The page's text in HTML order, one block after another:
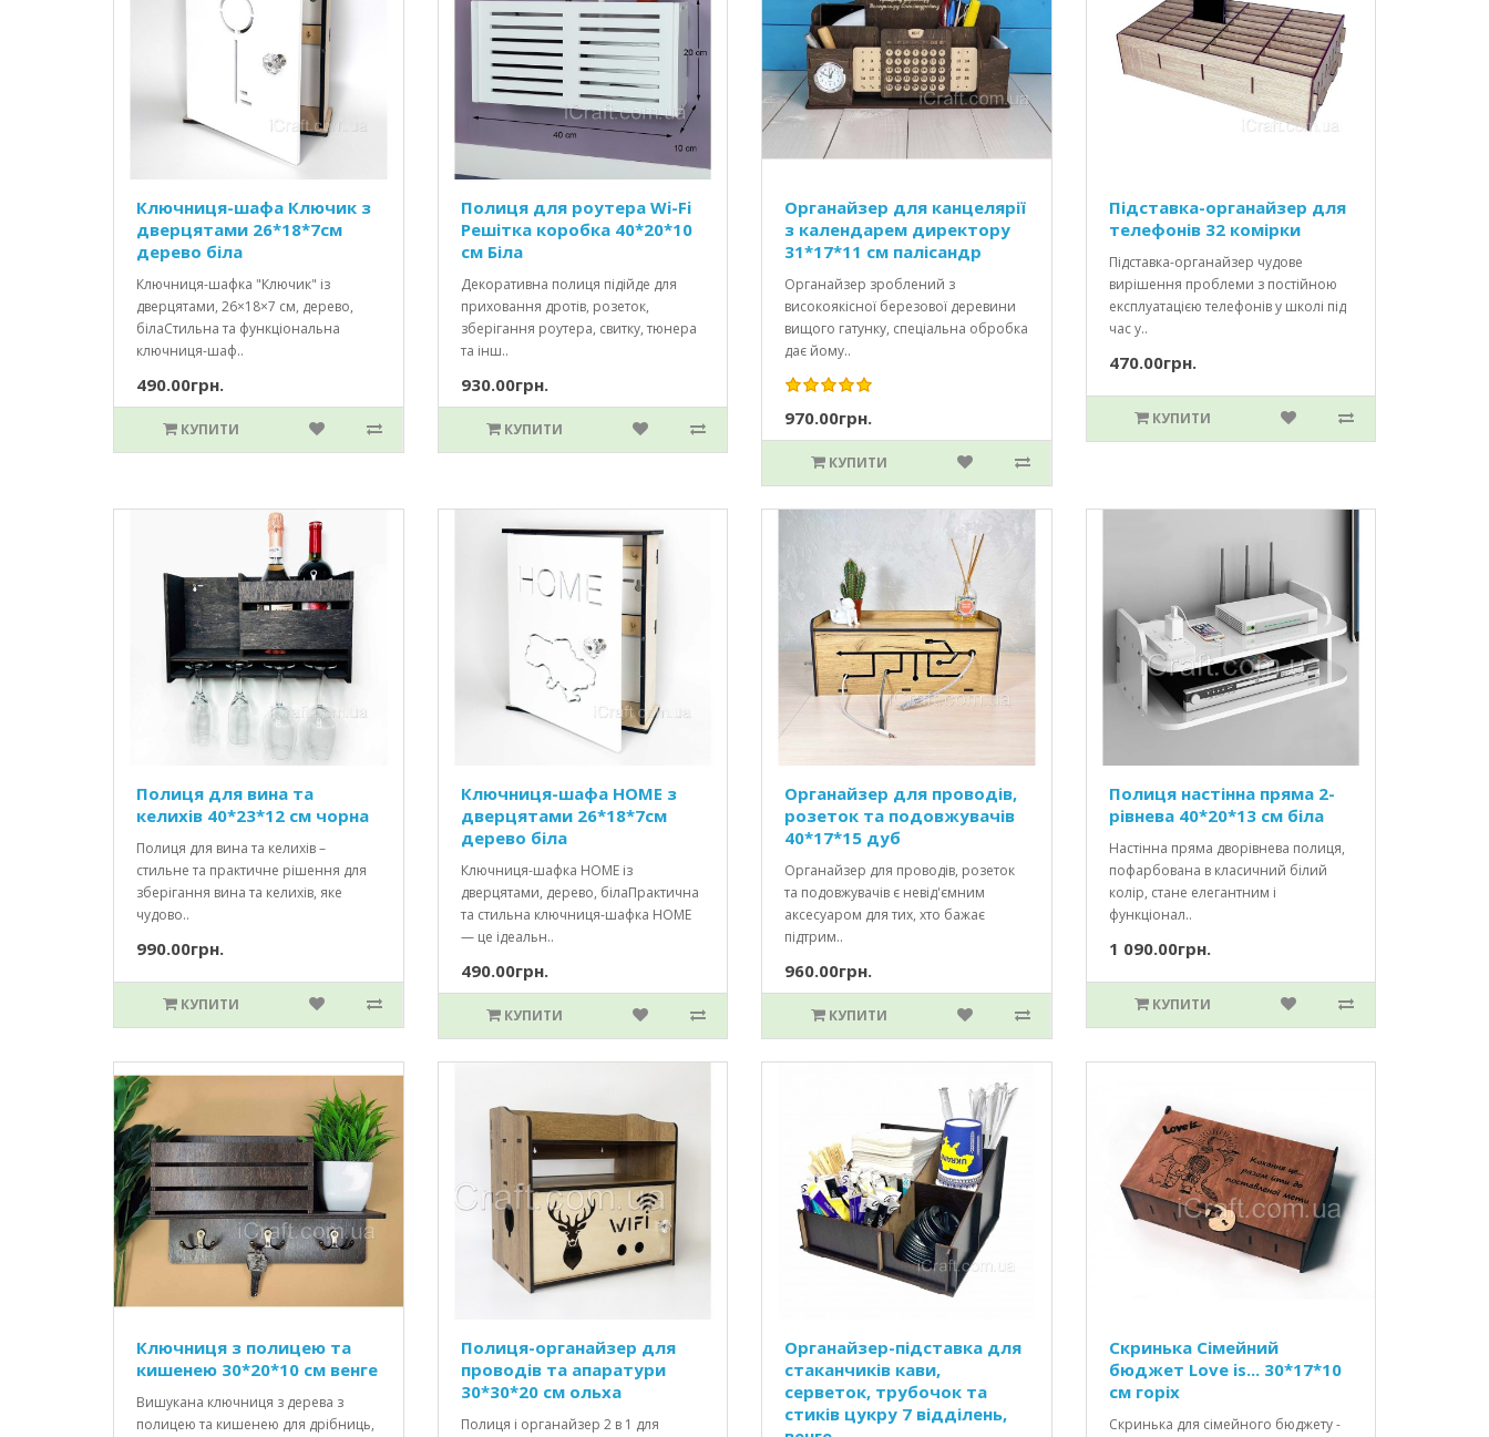
Ключниця-шафа Ключик з
дверцятами 26*18*7см
дерево біла
Ключниця-шафка "Ключик" із
дверцятами, 26×18×7 см, дерево,
білаСтильна та функціональна
ключниця-шаф..
490.00грн.
КУПИТИ
Полиця для роутера Wi-Fi
Решітка коробка 40*20*10
см Біла
Декоративна полиця підійде для
приховання дротів, розеток,
зберігання роутера, свитку, тюнера
та інш..
930.00грн.
КУПИТИ
Органайзер для канцелярії
з календарем директору
31*17*11 см палісандр
Органайзер зроблений з
високоякісної березової деревини
вищого гатунку, спеціальна обробка
дає йому..
970.00грн.
КУПИТИ
Підставка-органайзер для
телефонів 32 комірки
Підставка-органайзер чудове
вирішення проблеми з постійною
експлуатацією телефонів у школі під
час у..
470.00грн.
КУПИТИ
Полиця для вина та
келихів 40*23*12 см чорна
Полиця для вина та келихів –
стильне та практичне рішення для
зберігання вина та келихів, яке
чудово..
990.00грн.
КУПИТИ
Ключниця-шафа HOME з
дверцятами 26*18*7см
дерево біла
Ключниця-шафка HOME із
дверцятами, дерево, білаПрактична
та стильна ключниця-шафка HOME
— це ідеальн..
490.00грн.
КУПИТИ
Органайзер для проводів,
розеток та подовжувачів
40*17*15 дуб
Органайзер для проводів, розеток
та подовжувачів є невід'ємним
аксесуаром для тих, хто бажає
підтрим..
960.00грн.
КУПИТИ
Полиця настінна пряма 2-
рівнева 40*20*13 см біла
Настінна пряма дворівнева полиця,
пофарбована в класичний білий
колір, стане елегантним і
функціонал..
1 090.00грн.
КУПИТИ
Ключниця з полицею та
кишенею 30*20*10 см венге
Вишукана ключниця з дерева з
полицею та кишенею для дрібниць,
Полиця-органайзер для
проводів та апаратури
30*30*20 см ольха
Полиця і органайзер 2 в 1 для
Органайзер-підставка для
стаканчиків кави,
серветок, трубочок та
стиків цукру 7 відділень,
Скринька Сімейний
бюджет Love is... 30*17*10
см горіх
Скринька для сімейного бюджету -